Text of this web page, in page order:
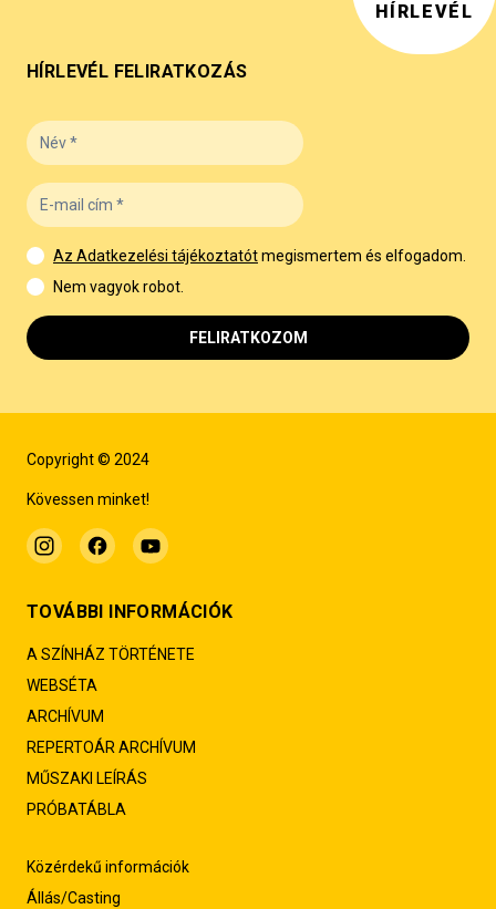
Copyright © 2024
Kövessen minket!
TOVÁBBI INFORMÁCIÓK
A SZÍNHÁZ TÖRTÉNETE
WEBSÉTA
ARCHÍVUM
REPERTOÁR ARCHÍVUM
MŰSZAKI LEÍRÁS
PRÓBATÁBLA
Közérdekű információk
Állás/Casting
HÍRLEVÉL
HÍRLEVÉL FELIRATKOZÁS
Az Adatkezelési tájékoztatótmegismertem és elfogadom.
Nem vagyok robot.
FELIRATKOZOM